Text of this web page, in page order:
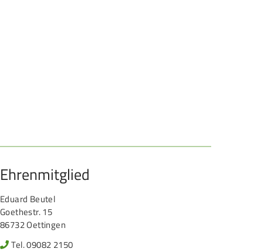
Ehrenmitglied
Eduard Beutel
Goethestr. 15
86732 Oettingen
Tel. 09082 2150